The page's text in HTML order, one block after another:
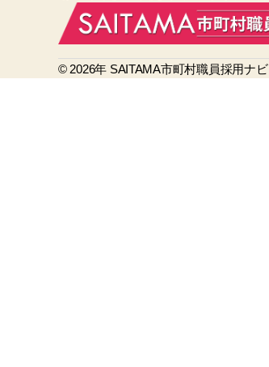
e
b
o
© 2026年 SAITAMA市町村職員採用ナビ